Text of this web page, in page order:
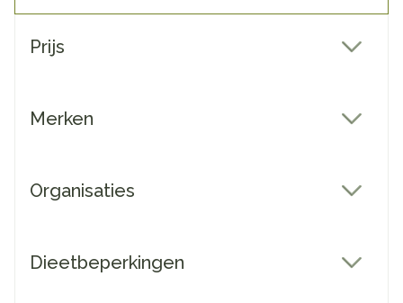
Prijs
Merken
Organisaties
Dieetbeperkingen